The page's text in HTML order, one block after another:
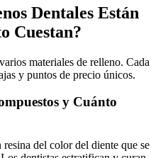
Dentales Están
Cuestan?
materiales de relleno. Cada
y puntos de precio únicos.
y Cuánto
del color del diente que se